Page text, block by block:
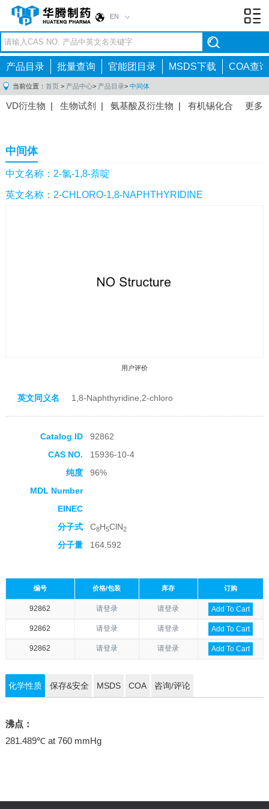
EN
产品目录 批量查询 官能团目录 MSDS下载 COA查询
当前位置： 首页 > 产品中心> 产品目录> 中间体
更多
VD衍生物 | 生物试剂 | 氨基酸及衍生物 | 有机锡化合
间体|
感染药物中间体
体 |抗精神病药物中间体
药中间体|其他原料药中间体|
中间体
中文名称：2-氯-1,8-萘啶
英文名称：2-CHLORO-1,8-NAPHTHYRIDINE
用户评价
收藏产品
英文同义名 1,8-Naphthyridine,2-chloro
Catalog ID
92862
CAS NO.
15936-10-4
纯度
96%
MDL Number
EINEC
分子式
C8H5ClN2
分子量 164.592
编号 价格/包装 库存 订购
92862 请登录 请登录 Add To Cart
92862 请登录 请登录 Add To Cart
92862 请登录 请登录 Add To Cart
化学性质 保存&安全 MSDS COA 咨询/评论
沸点：
281.489℃ at 760 mmHg